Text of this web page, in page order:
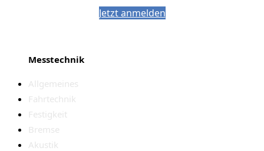
Jetzt anmelden
Messtechnik
Allgemeines
Fahrtechnik
Festigkeit
Bremse
Akustik